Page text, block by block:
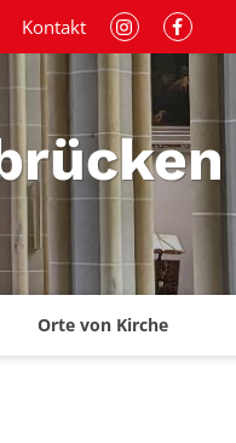
Orte von Kirche
Kontakt